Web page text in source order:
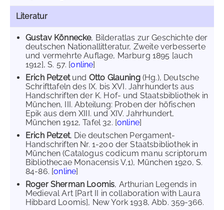
Literatur
Gustav Könnecke, Bilderatlas zur Geschichte der
deutschen Nationallitteratur, Zweite verbesserte
und vermehrte Auflage, Marburg 1895 [auch
1912], S. 57. [online]
Erich Petzetund Otto Glauning (Hg.), Deutsche
Schrifttafeln des IX. bis XVI. Jahrhunderts aus
Handschriften der K. Hof- und Staatsbibliothek in
München, III. Abteilung: Proben der höfischen
Epik aus dem XIII. und XIV. Jahrhundert,
München 1912, Tafel 32. [online]
Erich Petzet, Die deutschen Pergament-
Handschriften Nr. 1-200 der Staatsbibliothek in
München (Catalogus codicum manu scriptorum
Bibliothecae Monacensis V,1), München 1920, S.
84-86. [online]
Roger Sherman Loomis, Arthurian Legends in
Medieval Art [Part II in collaboration with Laura
Hibbard Loomis], New York 1938, Abb. 359-366.